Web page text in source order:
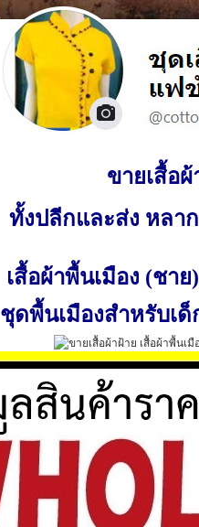
ขายเสื้อผ้
ทั้งปลีกและส่ง หลา
เสื้อผ้าพื้นเมือง (ชาย)
ชุดพื้นเมืองสำหรับเด็